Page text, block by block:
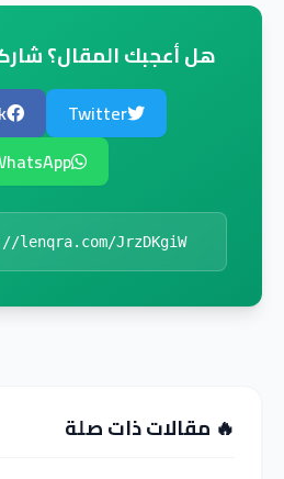
هل أعجبك المقال؟
Twitter
🔥 مقالات ذات صلة